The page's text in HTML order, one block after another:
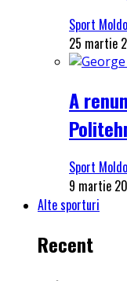
Sport
25 martie
A
Sport
9 martie
Alte sporturi
Recent